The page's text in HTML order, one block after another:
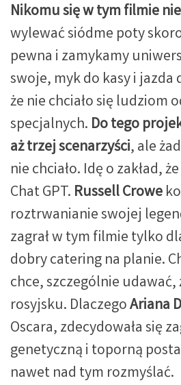
Nikomu się w tym filmie
wylewać siódme poty
pewna i zamykamy
swoje, myk do kasy i jazda
że nie chciało się ludziom
specjalnych. Do tego
aż trzej scenarzyści, ale
nie chciało. Idę o zakład,
Chat GPT. Russell Crowe
roztrwanianie swojej
zagrał w tym filmie tylko
dobry catering na planie.
chce, szczególnie udawać,
rosyjsku. DlaczegoAriana
Oscara, zdecydowała się
genetyczną i toporną
nawet nad tym rozmyślać.